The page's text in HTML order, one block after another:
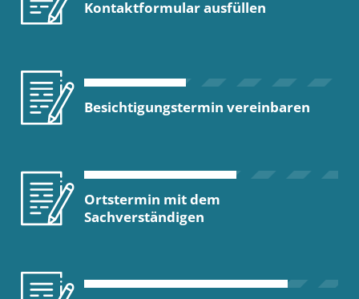
Kontaktformular ausfüllen
Besichtigungstermin vereinbaren
Ortstermin mit dem
Sachverständigen